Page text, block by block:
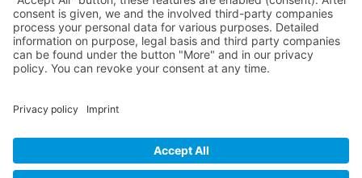
Fax: +49 (0)89/ 790869-69
kontakt@steuerberater-oehler.de
DOWNLOADS
Imagebroschüre Dr. Ralph Oehler
AAB Allgemeine Auftragsbedingungen